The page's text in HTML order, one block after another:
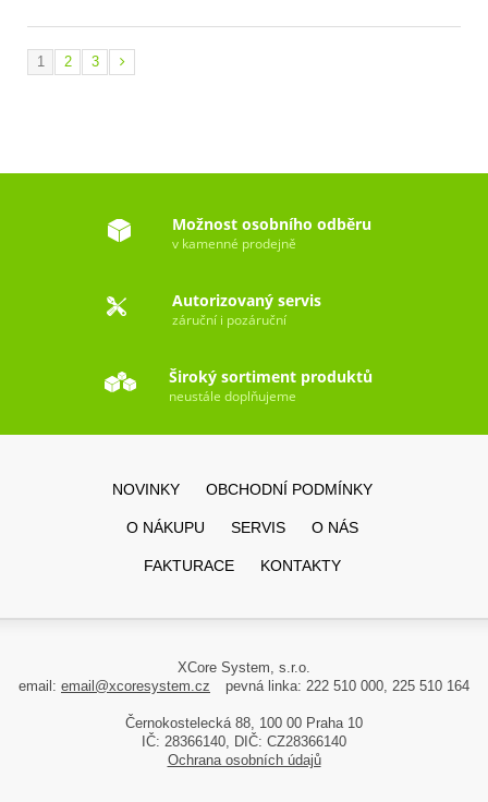
1 2 3
Možnost osobního odběru
v kamenné prodejně
Autorizovaný servis
záruční i pozáruční
Široký sortiment produktů
neustále doplňujeme
NOVINKY OBCHODNÍ PODMÍNKY
O NÁKUPU SERVIS O NÁS
FAKTURACE KONTAKTY
XCore System, s.r.o.
email: email@xcoresystem.cz pevná linka: 222 510 000, 225 510 164
Černokostelecká 88, 100 00 Praha 10
IČ: 28366140, DIČ: CZ28366140
Ochrana osobních údajů